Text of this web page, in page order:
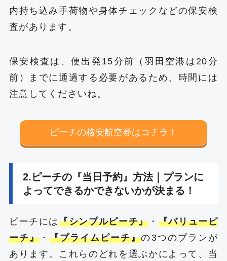
内持ち込み手荷物や身体チェックなどの保安検
査があります。
保安検査は、便出発15分前（羽田空港は20分
前）までに通過する必要があるため、時間には
注意してくださいね。
ピーチの格安航空券はコチラ！
2.ピーチの『当日予約』方法｜プランに
よってできるかできないかが決まる！
ピーチには『シンプルピーチ』・ 『バリューピ
ーチ』 ・『プライムピーチ』の3つのプランが
あります。これらのどれを選ぶかによって、当